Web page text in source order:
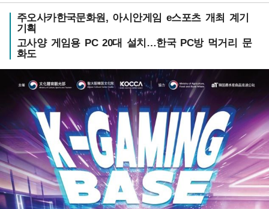
주오사카한국문화원, 아시안게임 e스포츠 개최 계기
기획
고사양 게임용 PC 20대 설치…한국 PC방 먹거리 문
화도